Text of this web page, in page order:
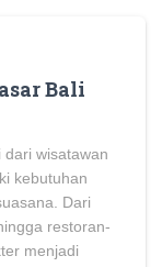
Bali
wisatawan
kebutuhan
Dari
restoran-
menjadi